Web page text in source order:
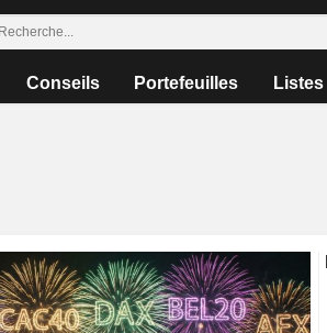
Conseils Portefeuilles Listes